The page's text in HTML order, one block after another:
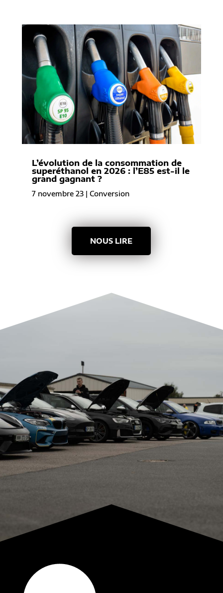
L’évolution de la consommation de
superéthanol en 2026 : l’E85 est-il le
grand gagnant ?
7 novembre 23| Conversion
NOUS LIRE